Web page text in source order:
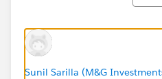
Sunil Sarilla (M&G